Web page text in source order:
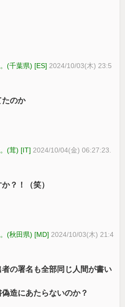
(千葉県) [ES] 2024/10/03(木) 23:5
たのか
(茸) [IT] 2024/10/04(金) 06:27:23.
？！（笑）
(秋田県) [MD] 2024/10/03(木) 21:4
の署名も全部同じ人間が書い
造にあたらないのか？